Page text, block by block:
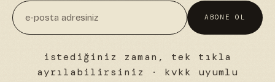
ABONE OL
istediğiniz zaman, tek tıkla
ayrılabilirsiniz · kvkk uyumlu